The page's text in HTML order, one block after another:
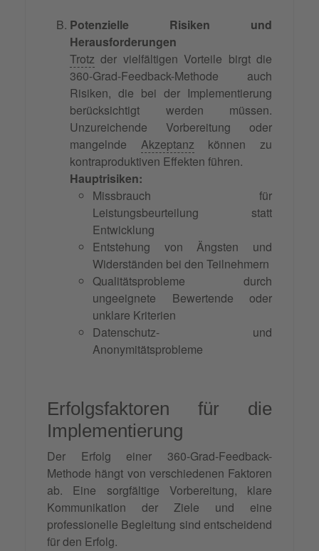
Potenzielle Risiken und
Herausforderungen
Trotz der vielfältigen Vorteile birgt die
360-Grad-Feedback-Methode auch
Risiken, die bei der Implementierung
berücksichtigt werden müssen.
Unzureichende Vorbereitung oder
mangelnde Akzeptanz können zu
kontraproduktiven Effekten führen.
Hauptrisiken:
Missbrauch für
Leistungsbeurteilung statt
Entwicklung
Entstehung von Ängsten und
Widerständen bei den Teilnehmern
Qualitätsprobleme durch
ungeeignete Bewertende oder
unklare Kriterien
Datenschutz- und
Anonymitätsprobleme
Erfolgsfaktoren für die
Implementierung
Der Erfolg einer 360-Grad-Feedback-
Methode hängt von verschiedenen Faktoren
ab. Eine sorgfältige Vorbereitung, klare
Kommunikation der Ziele und eine
professionelle Begleitung sind entscheidend
für den Erfolg.